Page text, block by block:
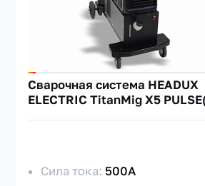
Cварочная система HEADUX
ELECTRIC TitanMig X5
Сила тока: 500А